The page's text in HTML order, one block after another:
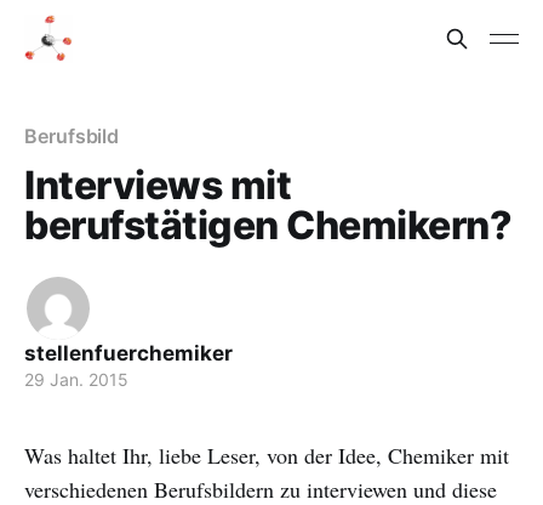
Berufsbild
Interviews mit
berufstätigen Chemikern?
stellenfuerchemiker
29 Jan. 2015
Was haltet Ihr, liebe Leser, von der Idee, Chemiker mit
verschiedenen Berufsbildern zu interviewen und diese